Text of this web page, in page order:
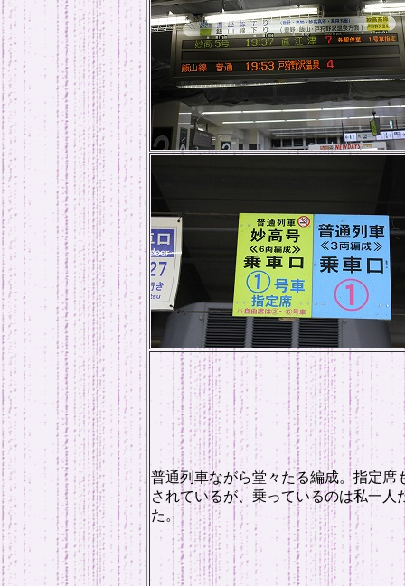
普通列車ながら堂々たる編成。指定席
されているが、乗っているのは私一人
た。